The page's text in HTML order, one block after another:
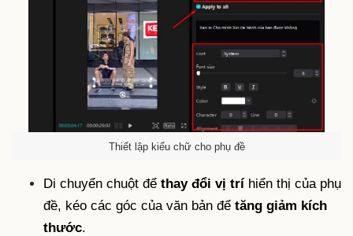
Thiết lập kiểu chữ cho phụ đề
Di chuyển chuột để thay đổi vị trí hiển thị của phụ
đề, kéo các góc của văn bản để tăng giảm kích
thước.